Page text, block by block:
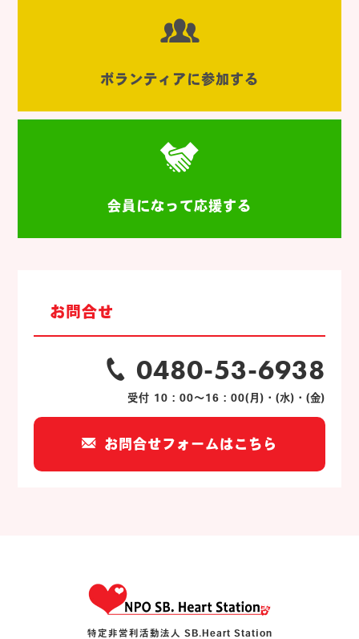
ボランティアに参加する
会員になって応援する
お問合せ
0480-53-6938
受付 10：00～16：00(月)・(水)・(金)
お問合せフォームはこちら
特定非営利活動法人 SB.Heart Station